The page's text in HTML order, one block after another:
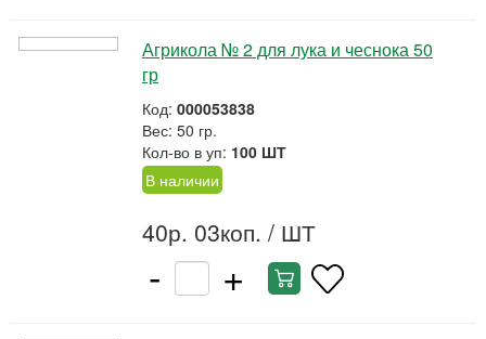
Агрикола № 2 для лука и чеснока 50
гр
Код: 000053838
Вес: 50 гр.
Кол-во в уп: 100 ШТ
В наличии
40р. 03коп. / ШТ
- +